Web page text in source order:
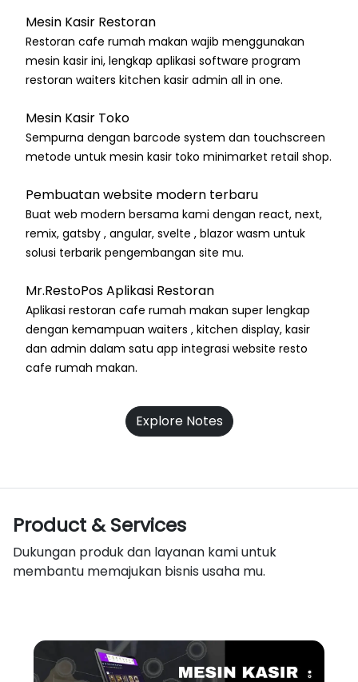
Mesin Kasir Restoran
Restoran cafe rumah makan wajib menggunakan
mesin kasir ini, lengkap aplikasi software program
restoran waiters kitchen kasir admin all in one.
Mesin Kasir Toko
Sempurna dengan barcode system dan touchscreen
metode untuk mesin kasir toko minimarket retail shop.
Pembuatan website modern terbaru
Buat web modern bersama kami dengan react, next,
remix, gatsby , angular, svelte , blazor wasm untuk
solusi terbarik pengembangan site mu.
Mr.RestoPos Aplikasi Restoran
Aplikasi restoran cafe rumah makan super lengkap
dengan kemampuan waiters , kitchen display, kasir
dan admin dalam satu app integrasi website resto
cafe rumah makan.
Explore Notes
Product & Services
Dukungan produk dan layanan kami untuk
membantu memajukan bisnis usaha mu.